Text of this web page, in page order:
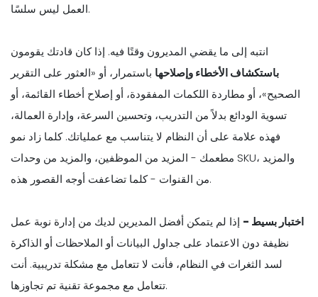
العمل ليس سلسًا.
انتبه إلى ما يقضي المديرون وقتًا فيه. إذا كان قادتك يقومون
باستكشاف الأخطاء وإصلاحها باستمرار، أو «العثور على التقرير
الصحيح»، أو مطاردة اللكمات المفقودة، أو إصلاح أخطاء القائمة، أو
تسوية الودائع بدلاً من التدريب، وتحسين السرعة، وإدارة العمالة،
فهذه علامة على أن النظام لا يتناسب مع عملياتك. كلما زاد نمو
مطعمك - المزيد من الموظفين، والمزيد من وحدات SKU، والمزيد
من القنوات - كلما تضاعفت أوجه القصور هذه.
اختبار بسيط - إذا لم يتمكن أفضل المديرين لديك من إدارة نوبة عمل
نظيفة دون الاعتماد على جداول البيانات أو الملاحظات أو الذاكرة
لسد الثغرات في النظام، فأنت لا تتعامل مع مشكلة تدريبية. أنت
تتعامل مع مجموعة تقنية تم تجاوزها.